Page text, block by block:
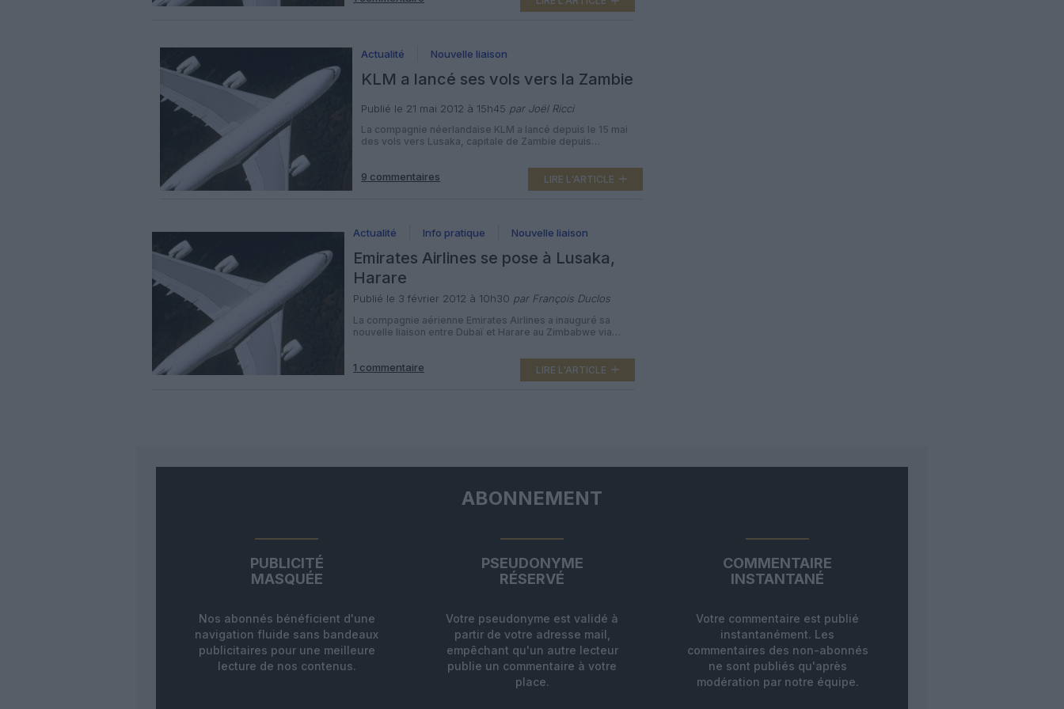
ville de Zambie, et Harare, capitale du Zimbabwe.
Actualité Nouvelle liaison
KLM a lancé ses vols vers la Zambie
Publié le 21 mai 2012 à 15h45 par Joël Ricci
La compagnie néerlandaise KLM a lancé depuis le 15 mai
des vols vers Lusaka, capitale de Zambie depuis
jeudi et samedi, KLM dessert depuis le 15 mai Lusaka,
capitale et plus grande ville de Zambie, en Airbus A330-
200 de 243 passagers (30 en classe affaire et 178 […]
9 commentaires LIRE L'ARTICLE
Actualité Info pratique Nouvelle liaison
Emirates Airlines se pose à Lusaka,
Harare
Publié le 3 février 2012 à 10h30 par François Duclos
La compagnie aérienne Emirates Airlines a inauguré sa
nouvelle liaison entre Dubaï et Harare au Zimbabwe via
continent africain. Depuis le 2 février 2012, la compagnie
des Emirats Arabes Unis bénéficie d’une route triangulaire
depuis l’aéroport de Dubaï, avec cinq rotations par
1 commentaire LIRE L'ARTICLE
ABONNEMENT
PUBLICITÉ
MASQUÉE
Nos abonnés bénéficient d'une
navigation fluide sans bandeaux
publicitaires pour une meilleure
lecture de nos contenus.
PSEUDONYME
RÉSERVÉ
Votre pseudonyme est validé à
partir de votre adresse mail,
empêchant qu'un autre lecteur
publie un commentaire à votre
place.
COMMENTAIRE
INSTANTANÉ
Votre commentaire est publié
instantanément. Les
commentaires des non-abonnés
ne sont publiés qu'après
modération par notre équipe.